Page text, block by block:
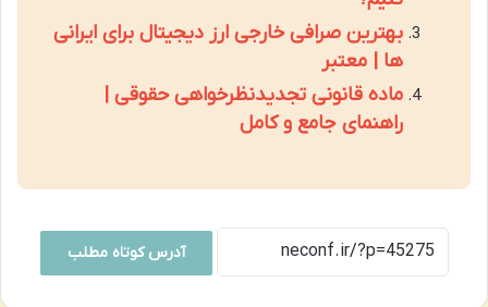
بهترین صرافی خارجی ارز دیجیتال برای ایرانی
ها | معتبر
ماده قانونی تجدیدنظرخواهی حقوقی |
راهنمای جامع و کامل
آدرس کوتاه مطلب